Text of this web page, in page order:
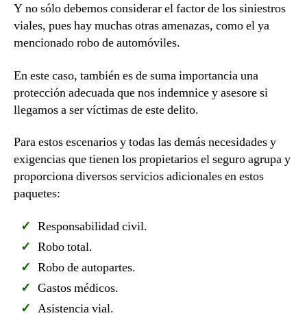
Y no sólo debemos considerar el factor de los siniestros
viales, pues hay muchas otras amenazas, como el ya
mencionado robo de automóviles.
En este caso, también es de suma importancia una
protección adecuada que nos indemnice y asesore si
llegamos a ser víctimas de este delito.
Para estos escenarios y todas las demás necesidades y
exigencias que tienen los propietarios el seguro agrupa y
proporciona diversos servicios adicionales en estos
paquetes:
Responsabilidad civil.
Robo total.
Robo de autopartes.
Gastos médicos.
Asistencia vial.